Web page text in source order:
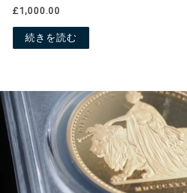
£1,000.00
続きを読む